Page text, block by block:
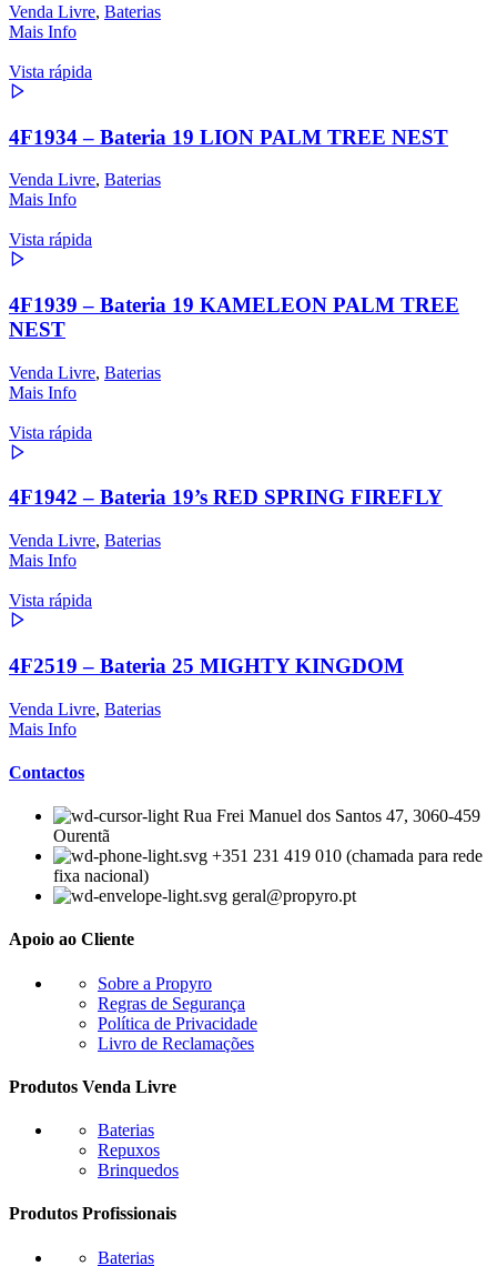
Venda Livre, Baterias
Mais Info
Vista rápida
4F1934 – Bateria 19 LION PALM TREE NEST
Venda Livre, Baterias
Mais Info
Vista rápida
4F1939 – Bateria 19 KAMELEON PALM TREE
NEST
Venda Livre, Baterias
Mais Info
Vista rápida
4F1942 – Bateria 19’s RED SPRING FIREFLY
Venda Livre, Baterias
Mais Info
Vista rápida
4F2519 – Bateria 25 MIGHTY KINGDOM
Venda Livre, Baterias
Mais Info
Contactos
Rua Frei Manuel dos Santos 47, 3060-459
Ourentã​
+351 231 419 010 (chamada para rede
fixa nacional)
geral@propyro.pt
Apoio ao Cliente
Sobre a Propyro
Regras de Segurança
Política de Privacidade
Livro de Reclamações
Produtos Venda Livre
Baterias
Repuxos
Brinquedos
Produtos Profissionais
Baterias